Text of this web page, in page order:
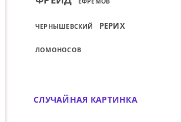
ЧЕРНЫШЕВСКИЙ РЕРИХ
ЛОМОНОСОВ
СЛУЧАЙНАЯ КАРТИНКА